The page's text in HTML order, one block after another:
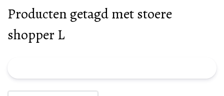
Producten getagd met stoere
shopper L